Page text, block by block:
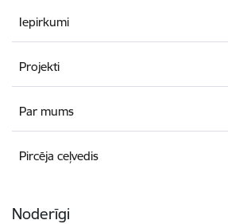
Iepirkumi
Projekti
Par mums
Pircēja ceļvedis
Noderīgi